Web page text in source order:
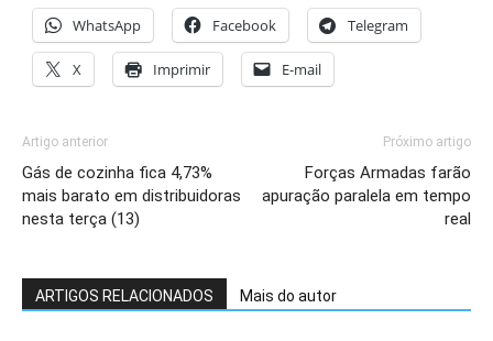
WhatsApp Facebook Telegram
X Imprimir E-mail
Artigo anterior
Gás de cozinha fica 4,73%
mais barato em distribuidoras
nesta terça (13)
Próximo artigo
Forças Armadas farão
apuração paralela em tempo
real
ARTIGOS RELACIONADOS Mais do autor